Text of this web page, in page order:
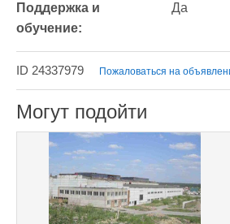
Поддержка и
обучение:
Да
ID 24337979 Пожаловаться на
Могут подойти